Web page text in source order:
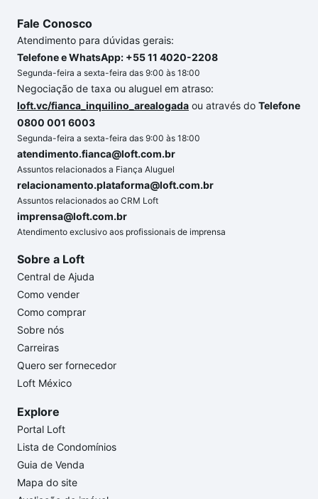
Fale Conosco
Atendimento para dúvidas gerais:
Telefone e WhatsApp: +55 11 4020-2208
Segunda-feira a sexta-feira das 9:00 às 18:00
Negociação de taxa ou aluguel em atraso:
loft.vc/fianca_inquilino_arealogada ou através do Telefone
0800 001 6003
Segunda-feira a sexta-feira das 9:00 às 18:00
atendimento.fianca@loft.com.br
Assuntos relacionados a Fiança Aluguel
relacionamento.plataforma@loft.com.br
Assuntos relacionados ao CRM Loft
imprensa@loft.com.br
Atendimento exclusivo aos profissionais de imprensa
Sobre a Loft
Central de Ajuda
Como vender
Como comprar
Sobre nós
Carreiras
Quero ser fornecedor
Loft México
Explore
Portal Loft
Lista de Condomínios
Guia de Venda
Mapa do site